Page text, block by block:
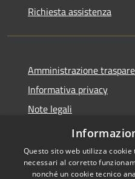
Richiesta assistenza
Amministrazione
Informativa privacy
Note legali
Dichiarazione di
Questo sito web utilizza
necessari al corretto
nonché un cookie tecnico